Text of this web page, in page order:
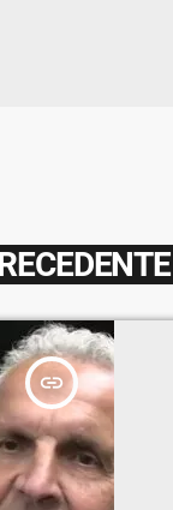
insert_link